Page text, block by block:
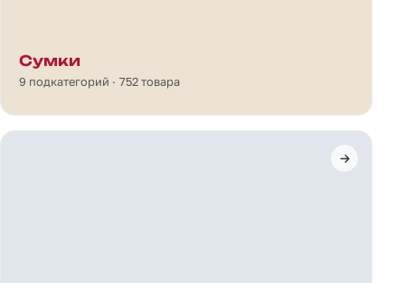
Сумки
9 подкатегорий · 752 товара